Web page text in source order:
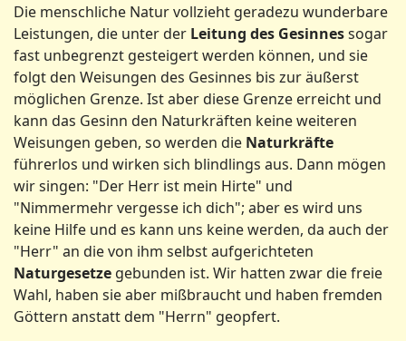
Die menschliche Natur vollzieht geradezu wunderbare
Leistungen, die unter der Leitung des Gesinnessogar
fast unbegrenzt gesteigert werden können, und sie
folgt den Weisungen des Gesinnes bis zur äußerst
möglichen Grenze. Ist aber diese Grenze erreicht und
kann das Gesinn den Naturkräften keine weiteren
Weisungen geben, so werden die Naturkräfte
führerlos und wirken sich blindlings aus. Dann mögen
wir singen: "Der Herr ist mein Hirte" und
"Nimmermehr vergesse ich dich"; aber es wird uns
keine Hilfe und es kann uns keine werden, da auch der
"Herr" an die von ihm selbst aufgerichteten
Naturgesetze gebunden ist. Wir hatten zwar die freie
Wahl, haben sie aber mißbraucht und haben fremden
Göttern anstatt dem "Herrn" geopfert.